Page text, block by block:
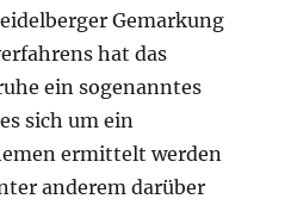
Gemarkung
hat das
ein sogenanntes
sich um ein
ermittelt werden
anderem darüber